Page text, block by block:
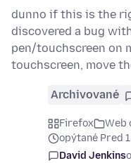
dunno if this is the
discovered a bug
pen/touchscreen on
touchscreen, move
Archivované
Firefox
Web
opýtané Pred
David Jenkins